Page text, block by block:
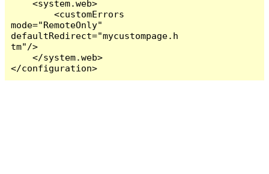
    <system.web>
        <customErrors
mode="RemoteOnly"
defaultRedirect="mycustompage.h
tm"/>
    </system.web>
</configuration>